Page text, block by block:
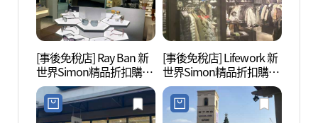
[事後免稅店] Ray Ban 新
世界Simon精品折扣購物
中心釜山店(레이밴 신세
계사이먼프리미엄아울렛
부산점)
[事後免稅店] Lifework 新
世界Simon精品折扣購物
中心釜山店(라이프워크
신세계사이먼프리미엄아
울렛 부산점)